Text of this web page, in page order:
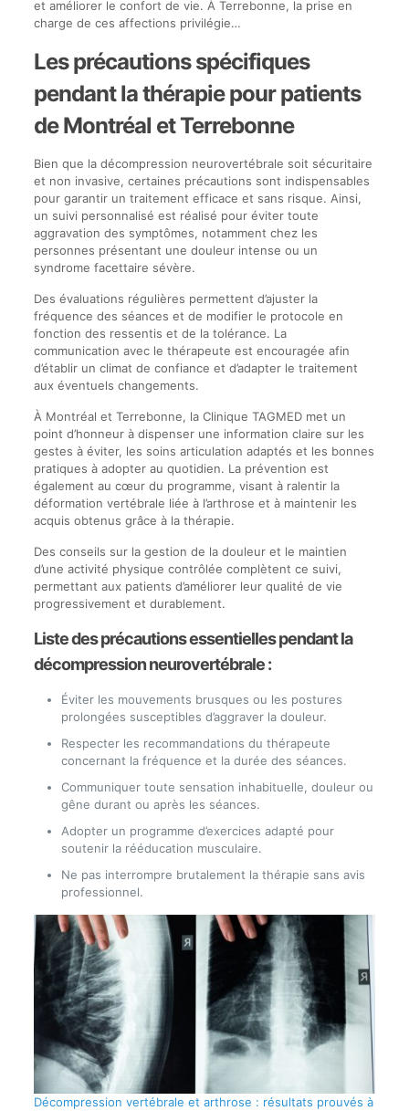
et améliorer le confort de vie. À Terrebonne, la prise en
charge de ces affections privilégie…
Les précautions spécifiques
pendant la thérapie pour patients
de Montréal et Terrebonne
Bien que la décompression neurovertébrale soit sécuritaire
et non invasive, certaines précautions sont indispensables
pour garantir un traitement efficace et sans risque. Ainsi,
un suivi personnalisé est réalisé pour éviter toute
aggravation des symptômes, notamment chez les
personnes présentant une douleur intense ou un
syndrome facettaire sévère.
Des évaluations régulières permettent d’ajuster la
fréquence des séances et de modifier le protocole en
fonction des ressentis et de la tolérance. La
communication avec le thérapeute est encouragée afin
d’établir un climat de confiance et d’adapter le traitement
aux éventuels changements.
À Montréal et Terrebonne, la Clinique TAGMED met un
point d’honneur à dispenser une information claire sur les
gestes à éviter, les soins articulation adaptés et les bonnes
pratiques à adopter au quotidien. La prévention est
également au cœur du programme, visant à ralentir la
déformation vertébrale liée à l’arthrose et à maintenir les
acquis obtenus grâce à la thérapie.
Des conseils sur la gestion de la douleur et le maintien
d’une activité physique contrôlée complètent ce suivi,
permettant aux patients d’améliorer leur qualité de vie
progressivement et durablement.
Liste des précautions essentielles pendant la
décompression neurovertébrale :
Éviter les mouvements brusques ou les postures
prolongées susceptibles d’aggraver la douleur.
Respecter les recommandations du thérapeute
concernant la fréquence et la durée des séances.
Communiquer toute sensation inhabituelle, douleur ou
gêne durant ou après les séances.
Adopter un programme d’exercices adapté pour
soutenir la rééducation musculaire.
Ne pas interrompre brutalement la thérapie sans avis
professionnel.
Décompression vertébrale et arthrose : résultats prouvés à